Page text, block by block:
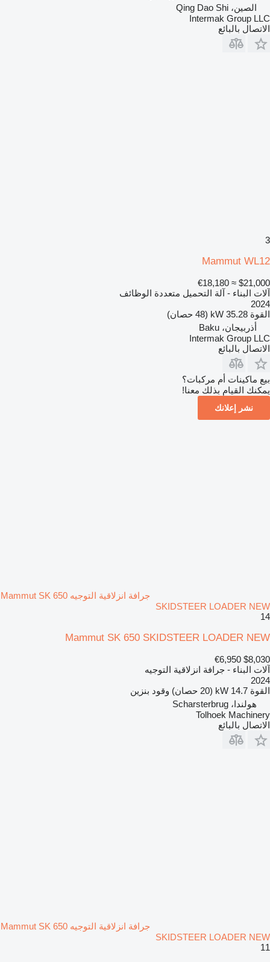
الصين، Qing Dao Shi
Intermak Group LLC
الاتصال بالبائع
3
Mammut WL12
$21,000
≈ €18,180
آلات البناء - آلة التحميل متعددة الوظائف
2024
القوة 35.28 kW (48 حصان)
أذربيجان، Baku
Intermak Group LLC
الاتصال بالبائع
بيع ماكينات أم مركبات؟
يمكنك القيام بذلك معنا!
نشر إعلانك
جرافة انزلاقية التوجيه Mammut SK 650
SKIDSTEER LOADER NEW
14
Mammut SK 650 SKIDSTEER LOADER NEW
$8,030
€6,950
آلات البناء - جرافة انزلاقية التوجيه
2024
القوة 14.7 kW (20 حصان) وقود بنزين
هولندا، Scharsterbrug
Tolhoek Machinery
الاتصال بالبائع
جرافة انزلاقية التوجيه Mammut SK 650
SKIDSTEER LOADER NEW
11